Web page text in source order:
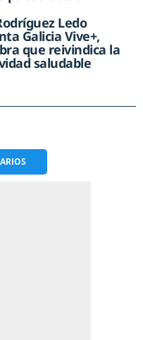
Ledo
Galicia Vive+,
que reivindica la
saludable